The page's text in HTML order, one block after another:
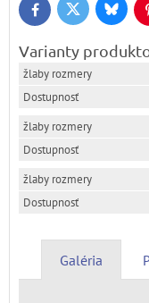
FacebookTwitter Bluesky
Varianty
Galéria